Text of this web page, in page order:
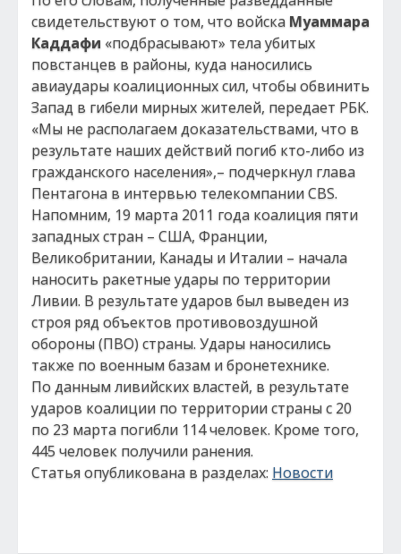
свидетельствуют о том, что войска Муаммара
Каддафи «подбрасывают» тела убитых
повстанцев в районы, куда наносились
авиаудары коалиционных сил, чтобы обвинить
Запад в гибели мирных жителей, передает РБК.
«Мы не располагаем доказательствами, что в
результате наших действий погиб кто-либо из
гражданского населения»,– подчеркнул глава
Пентагона в интервью телекомпании CBS.
Напомним, 19 марта 2011 года коалиция пяти
западных стран – США, Франции,
Великобритании, Канады и Италии – начала
наносить ракетные удары по территории
Ливии. В результате ударов был выведен из
строя ряд объектов противовоздушной
обороны (ПВО) страны. Удары наносились
также по военным базам и бронетехнике.
По данным ливийских властей, в результате
ударов коалиции по территории страны с 20
по 23 марта погибли 114 человек. Кроме того,
445 человек получили ранения.
Статья опубликована в разделах: Новости